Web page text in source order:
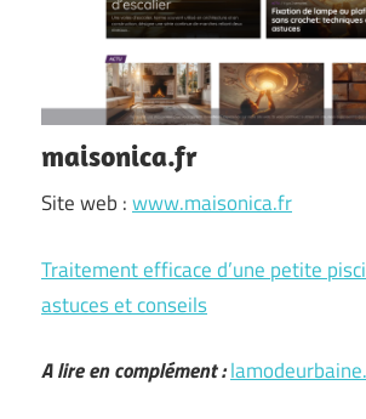
maisonica.fr
Site web :www.maisonica.fr
Traitement efficace d’une petite
astuces et conseils
A lire en complément :